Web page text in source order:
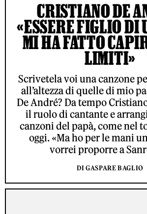
CRISTIANO DE
«ESSERE FIGLIO DI
MI HA FATTO
LIMITI»
Scrivetela voi una canzone
all’altezza di quelle di mio
De André? Da tempo
il ruolo di cantante e
canzoni del papà, come nel
oggi. «Ma ho per le mani
vorrei proporre a
DI GASPARE BAGLIO